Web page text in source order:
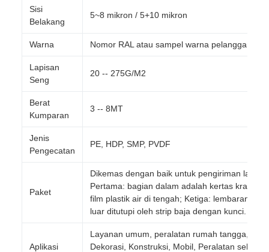
Sisi
Belakang
5~8 mikron / 5+10 mikron
Warna Nomor RAL atau sampel warna pelanggan
Lapisan
Seng
20 -- 275G/M2
Berat
Kumparan
3 -- 8MT
Jenis
Pengecatan
PE, HDP, SMP, PVDF
Paket
Dikemas dengan baik untuk pengiriman laut:
Pertama: bagian dalam adalah kertas kraft;
film plastik air di tengah; Ketiga: lembaran
luar ditutupi oleh strip baja dengan kunci.
Aplikasi
Layanan umum, peralatan rumah tangga,
Dekorasi, Konstruksi, Mobil, Peralatan sehari-